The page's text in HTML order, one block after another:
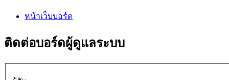
หน้าเว็บบอร์ด
ติดต่อบอร์ดผู้ดูแลระบบ